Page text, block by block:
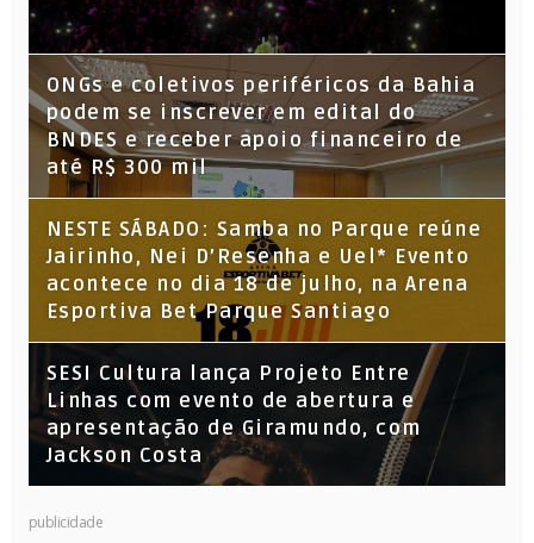
ONGs e coletivos periféricos da Bahia
podem se inscrever em edital do
BNDES e receber apoio financeiro de
até R$ 300 mil
NESTE SÁBADO: Samba no Parque reúne
Jairinho, Nei D’Resenha e Uel* Evento
acontece no dia 18 de julho, na Arena
Esportiva Bet Parque Santiago
SESI Cultura lança Projeto Entre
Linhas com evento de abertura e
apresentação de Giramundo, com
Jackson Costa
publicidade